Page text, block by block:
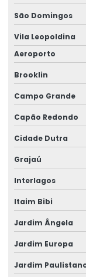
Empresa de
Empresa de
Empresa de
Empresa de
Empresa de
Empresa de
Empresa de
Empresa de
Empresa de
Empresa de
São Domingos
Vila Leopoldina
Aeroporto
Brooklin
Campo Grande
Capão Redondo
Cidade Dutra
Grajaú
Interlagos
Itaim Bibi
Jardim Ângela
Jardim Europa
Jardim